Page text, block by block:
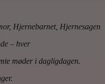
Hjernebarnet, Hjernesagen
– hver
møder i dagligdagen.